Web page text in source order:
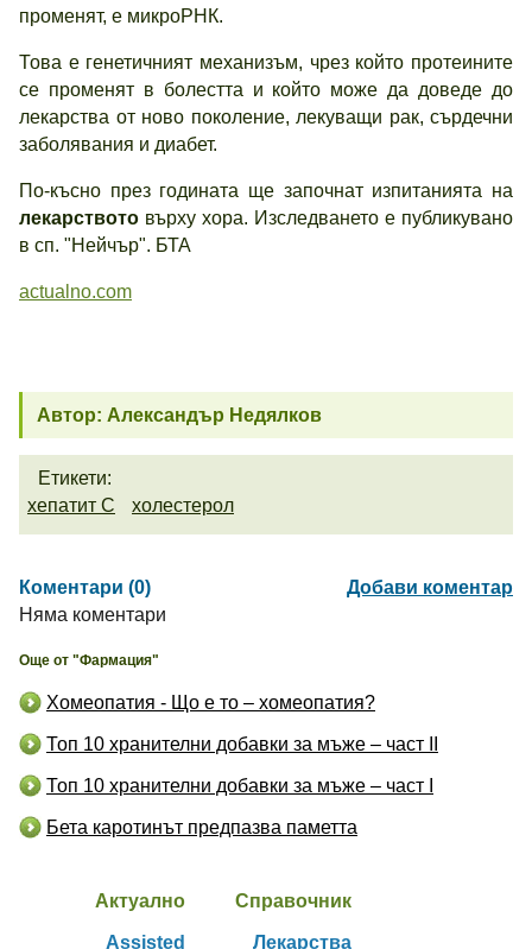
променят, е микроРНК.
Това е генетичният механизъм, чрез който протеините
се променят в болестта и който може да доведе до
лекарства от ново поколение, лекуващи рак, сърдечни
заболявания и диабет.
По-късно през годината ще започнат изпитанията на
лекарството върху хора. Изследването е публикувано
в сп. "Нейчър". БТА
actualno.com
Автор: Александър Недялков
Етикети:
хепатит С
холестерол
Коментари (0)
Добави коментар
Няма коментари
Още от "Фармация"
Хомеопатия - Що е то – хомеопатия?
Топ 10 хранителни добавки за мъже – част II
Топ 10 хранителни добавки за мъже – част I
Бета каротинът предпазва паметта
Актуално
Assisted
Справочник
Лекарства